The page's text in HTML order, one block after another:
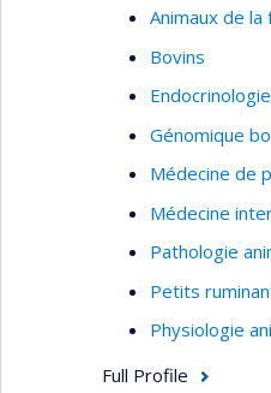
Animaux de la
Bovins
Génomique
Médecine de
Médecine
Pathologie
Petits
Physiologie
Full Profile